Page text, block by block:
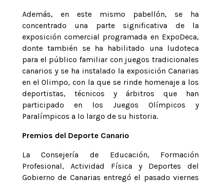
Además, en este mismo pabellón, se ha
concentrado una parte significativa de la
exposición comercial programada en ExpoDeca,
donte también se ha habilitado una ludoteca
para el público familiar con juegos tradicionales
canarios y se ha instalado la exposición Canarias
en el Olimpo, con la que se rinde homenaje a los
deportistas, técnicos y árbitros que han
participado en los Juegos Olímpicos y
Paralímpicos a lo largo de su historia.
Premios del Deporte Canario
La Consejería de Educación, Formación
Profesional, Actividad Física y Deportes del
Gobierno de Canarias entregó el pasado viernes